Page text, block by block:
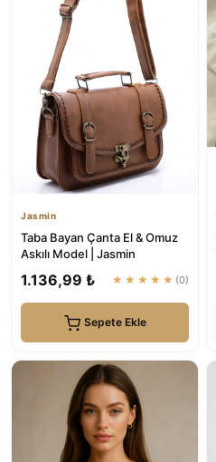
Jasmin
Taba Bayan Çanta El & Omuz
Askılı Model | Jasmin
1.136,99 ₺ ★★★★★ (0)
Sepete Ekle